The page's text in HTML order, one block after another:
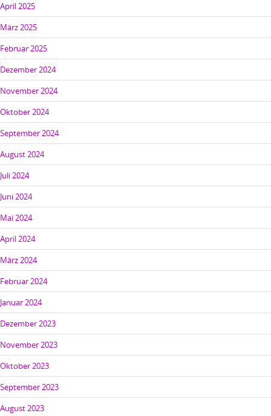
April 2025
März 2025
Februar 2025
Dezember 2024
November 2024
Oktober 2024
September 2024
August 2024
Juli 2024
Juni 2024
Mai 2024
April 2024
März 2024
Februar 2024
Januar 2024
Dezember 2023
November 2023
Oktober 2023
September 2023
August 2023